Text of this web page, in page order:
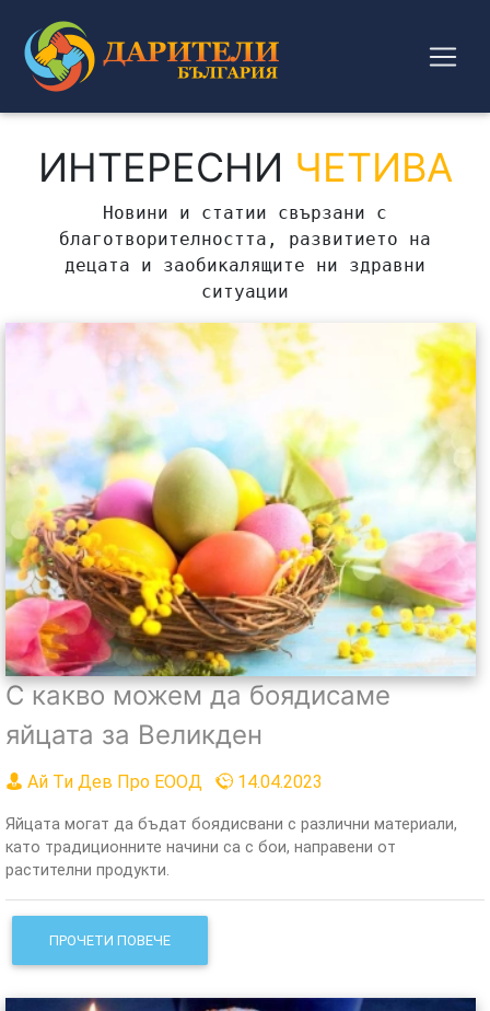
ИНТЕРЕСНИ ЧЕТИВА
Новини и статии свързани с
благотворителността, развитието на
децата и заобикалящите ни здравни
ситуации
С какво можем да боядисаме
яйцата за Великден
Ай Ти Дев Про ЕООД 14.04.2023
Яйцата могат да бъдат боядисвани с различни материали,
като традиционните начини са с бои, направени от
растителни продукти.
ПРОЧЕТИ ПОВЕЧЕ